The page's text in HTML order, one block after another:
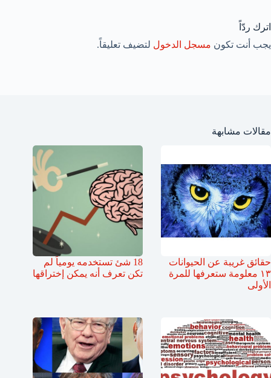
اترك ردّاً
يجب أنت تكون مسجل الدخول لتضيف تعليقاً.
مقالات مشابهة
حقائق غريبة عن الحيوانات
١٣ معلومة ستعرفها للمرة
الأولى
18 شئ تستخدمه يومياً لم
تكن تعرف أنه يمكن إختراقها